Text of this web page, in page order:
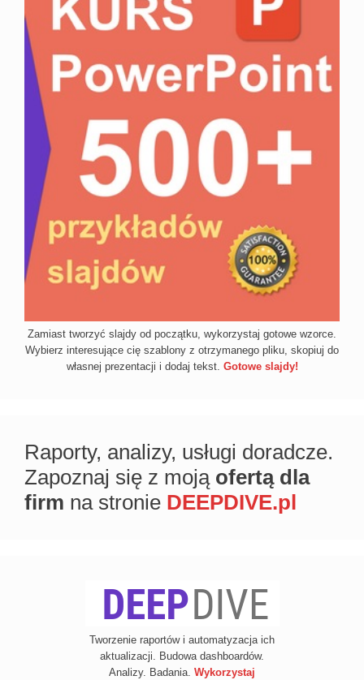
Zamiast tworzyć slajdy od początku, wykorzystaj gotowe wzorce.
Wybierz interesujące cię szablony z otrzymanego pliku, skopiuj do
własnej prezentacji i dodaj tekst. Gotowe slajdy!
Raporty, analizy, usługi doradcze.
Zapoznaj się z mojąofertą dla
firm na stronie DEEPDIVE.pl
Tworzenie raportów i automatyzacja ich
aktualizacji. Budowa dashboardów.
Analizy. Badania. Wykorzystaj